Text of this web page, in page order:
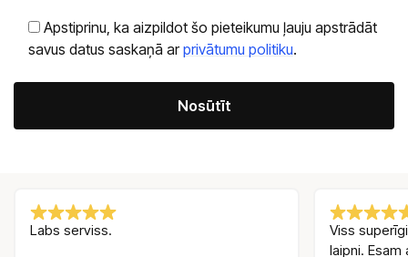
Apstiprinu, ka aizpildot šo pieteikumu ļauju apstrādāt
savus datus saskaņā arprivātumu politiku.
Labs serviss.
Viss
laipni. Esam